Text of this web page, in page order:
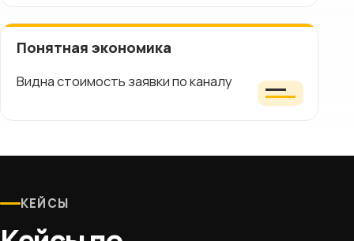
Понятная экономика
Видна стоимость заявки по каналу
КЕЙСЫ